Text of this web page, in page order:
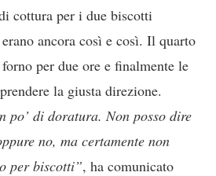
cottura per i due biscotti
ancora così e così. Il quarto
per due ore e finalmente le
la giusta direzione.
po’ di doratura. Non posso dire
no, ma certamente non
per biscotti”, ha comunicato